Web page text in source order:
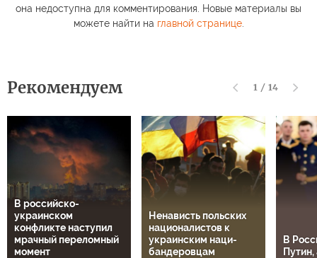
она недоступна для комментирования. Новые материалы вы
можете найти на главной странице.
Рекомендуем 1 / 14
В российско-
украинском
конфликте наступил
мрачный переломный
момент
Ненависть польских
националистов к
украинским наци-
бандеровцам
В